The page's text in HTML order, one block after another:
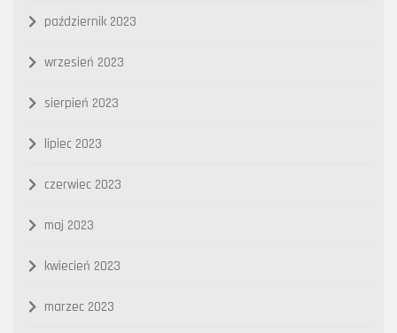
październik 2023
wrzesień 2023
sierpień 2023
lipiec 2023
czerwiec 2023
maj 2023
kwiecień 2023
marzec 2023